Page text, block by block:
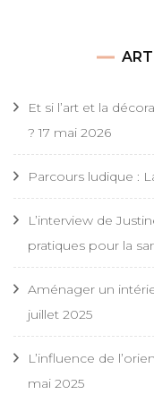
Et si l’art et la
? 17 mai 2026
Parcours ludique :
L’interview de
pratiques pour la
Aménager un
juillet 2025
L’influence de
mai 2025